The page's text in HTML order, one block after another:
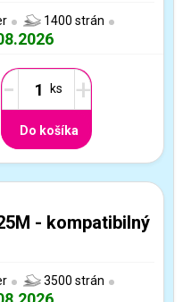
1400 strán
- +
Do košíka
- kompatibilný
3500 strán